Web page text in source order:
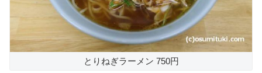
とりねぎラーメン 750円